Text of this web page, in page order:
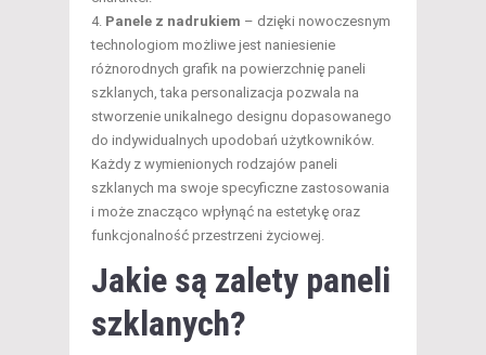
Panele z nadrukiem – dzięki nowoczesnym
technologiom możliwe jest naniesienie
różnorodnych grafik na powierzchnię paneli
szklanych, taka personalizacja pozwala na
stworzenie unikalnego designu dopasowanego
do indywidualnych upodobań użytkowników.
Każdy z wymienionych rodzajów paneli
szklanych ma swoje specyficzne zastosowania
i może znacząco wpłynąć na estetykę oraz
funkcjonalność przestrzeni życiowej.
Jakie są zalety paneli
szklanych?